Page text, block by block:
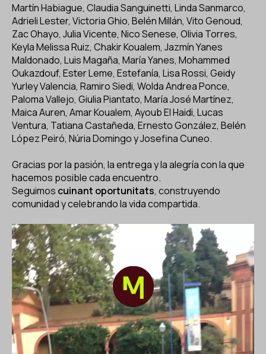
Martín Habiague, Claudia Sanguinetti, Linda Sanmarco,
Adrieli Lester, Victoria Ghio, Belén Millán, Vito Genoud,
Zac Ohayo, Julia Vicente, Nico Senese, Olivia Torres,
Keyla Melissa Ruiz, Chakir Koualem, Jazmín Yanes
Maldonado, Luis Magaña, María Yanes, Mohammed
Oukazdouf, Ester Leme, Estefanía, Lisa Rossi, Geidy
Yurley Valencia, Ramiro Siedi, Wolda Andrea Ponce,
Paloma Vallejo, Giulia Piantato, María José Martínez,
Maica Auren, Amar Koualem, Ayoub El Haidi, Lucas
Ventura, Tatiana Castañeda, Ernesto González, Belén
López Peiró, Núria Domingo y Josefina Cuneo.
Gracias por la pasión, la entrega y la alegría con la que
hacemos posible cada encuentro.
Seguimos cuinant oportunitats, construyendo
comunidad y celebrando la vida compartida.